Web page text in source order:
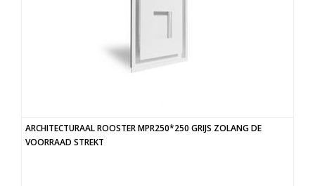
ARCHITECTURAAL ROOSTER MPR250*250 GRIJS ZOLANG DE
VOORRAAD STREKT